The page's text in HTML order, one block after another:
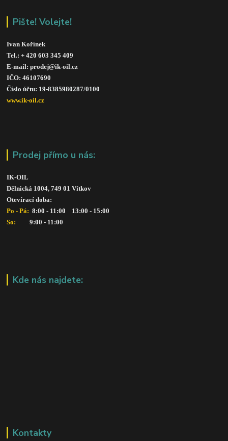
Pište! Volejte!
Ivan Kořínek
Tel.: + 420 603 345 409
E-mail: prodej@ik-oil.cz
IČO: 46107690
Číslo účtu: 19-8385980287/0100
www.ik-oil.cz
Prodej přímo u nás:
IK-OIL
Dělnická 1004, 749 01 Vítkov
Otevírací doba:
Po - Pá: 8:00 - 11:00    13:00 - 15:00
So:
      9:00 - 11:00
Kde nás najdete:
Kontakty